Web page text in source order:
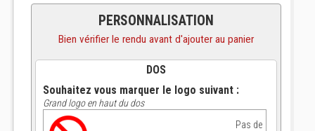
PERSONNALISATION
Bien vérifier le rendu avant d'ajouter au panier
DOS
Souhaitez vous marquer le logo suivant :
Grand logo en haut du dos
Pas de